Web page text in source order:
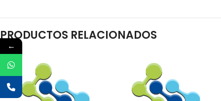
PRODUCTOS RELACIONADOS
←